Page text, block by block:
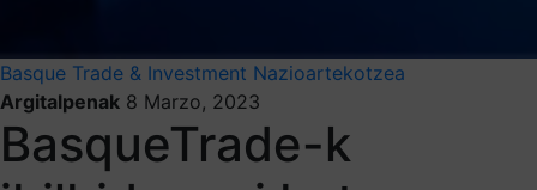
Basque Trade & Investment Nazioartekotzea
Argitalpenak 8 Marzo, 2023
BasqueTrade-k